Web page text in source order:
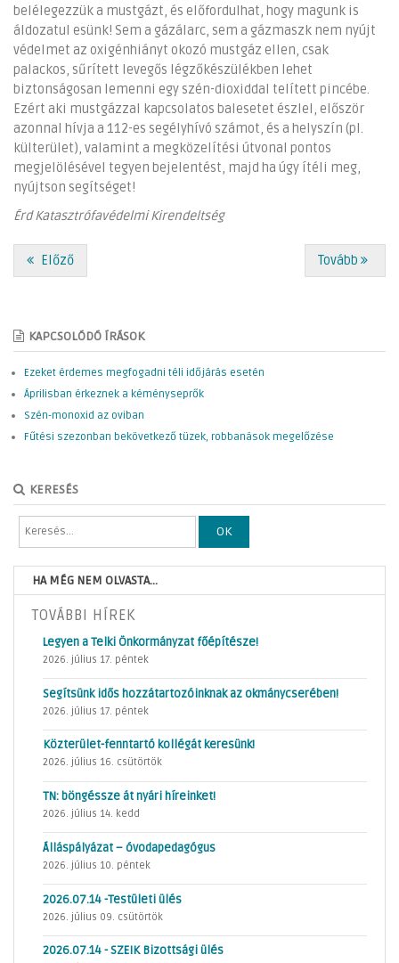
belélegezzük a mustgázt, és előfordulhat, hogy magunk is
áldozatul esünk! Sem a gázálarc, sem a gázmaszk nem nyújt
védelmet az oxigénhiányt okozó mustgáz ellen, csak
palackos, sűrített levegős légzőkészülékben lehet
biztonságosan lemenni egy szén-dioxiddal telített pincébe.
Ezért aki mustgázzal kapcsolatos balesetet észlel, először
azonnal hívja a 112-es segélyhívó számot, és a helyszín (pl.
külterület), valamint a megközelítési útvonal pontos
megjelölésével tegyen bejelentést, majd ha úgy ítéli meg,
nyújtson segítséget!
Érd Katasztrófavédelmi Kirendeltség
Előző Tovább
KAPCSOLÓDÓ ÍRÁSOK
Ezeket érdemes megfogadni téli időjárás esetén
Áprilisban érkeznek a kéményseprők
Szén-monoxid az oviban
Fűtési szezonban bekövetkező tüzek, robbanások megelőzése
KERESÉS
OK
HA MÉG NEM OLVASTA...
TOVÁBBI HÍREK
Legyen a Telki Önkormányzat főépítésze!
2026. július 17. péntek
Segítsünk idős hozzátartozóinknak az okmánycserében!
2026. július 17. péntek
Közterület-fenntartó kollégát keresünk!
2026. július 16. csütörtök
TN: böngéssze át nyári híreinket!
2026. július 14. kedd
Álláspályázat – óvodapedagógus
2026. július 10. péntek
2026.07.14 -Testületi ülés
2026. július 09. csütörtök
2026.07.14 - SZEIK Bizottsági ülés